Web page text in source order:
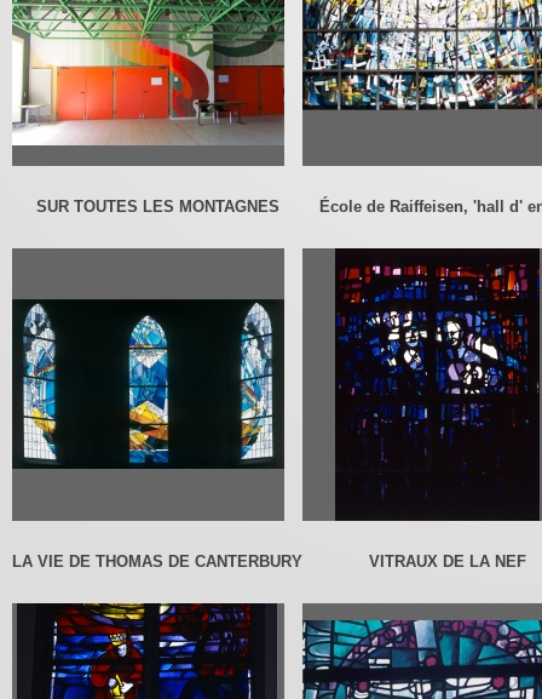
SUR TOUTES LES MONTAGNES École de Raiffeisen, 'hall d'
LA VIE DE THOMAS DE CANTERBURY VITRAUX DE LA NEF